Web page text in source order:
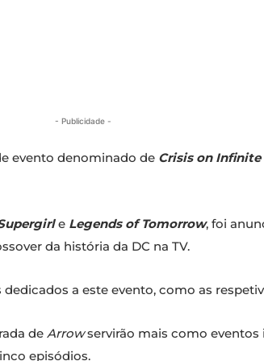
- Publicidade -
evento denominado de Crisis on Infinite
e Legends of Tomorrow, foi
da história da DC na TV.
a este evento, como as
de Arrowservirão mais como eventos
episódios.